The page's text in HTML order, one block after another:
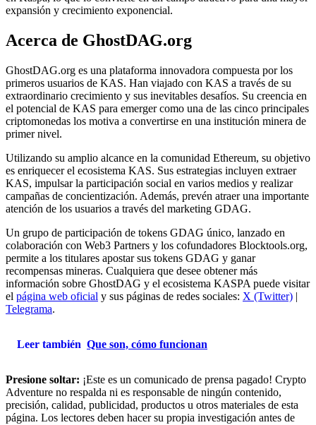
expansión y crecimiento exponencial.
Acerca de GhostDAG.org
GhostDAG.org es una plataforma innovadora compuesta por los
primeros usuarios de KAS. Han viajado con KAS a través de su
extraordinario crecimiento y sus inevitables desafíos. Su creencia en
el potencial de KAS para emerger como una de las cinco principales
criptomonedas los motiva a convertirse en una institución minera de
primer nivel.
Utilizando su amplio alcance en la comunidad Ethereum, su objetivo
es enriquecer el ecosistema KAS. Sus estrategias incluyen extraer
KAS, impulsar la participación social en varios medios y realizar
campañas de concientización. Además, prevén atraer una importante
atención de los usuarios a través del marketing GDAG.
Un grupo de participación de tokens GDAG único, lanzado en
colaboración con Web3 Partners y los cofundadores Blocktools.org,
permite a los titulares apostar sus tokens GDAG y ganar
recompensas mineras. Cualquiera que desee obtener más
información sobre GhostDAG y el ecosistema KASPA puede visitar
el página web oficial y sus páginas de redes sociales: X (Twitter) |
Telegrama.
Leer también Que son, cómo funcionan
Presione soltar: ¡Este es un comunicado de prensa pagado! Crypto
Adventure no respalda ni es responsable de ningún contenido,
precisión, calidad, publicidad, productos u otros materiales de esta
página. Los lectores deben hacer su propia investigación antes de